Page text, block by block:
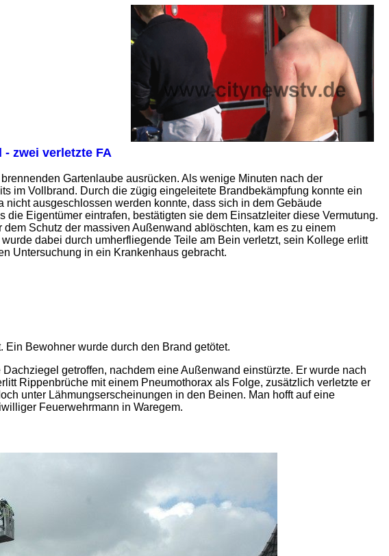
zwei verletzte FA
Gartenlaube ausrücken. Als wenige Minuten nach der
im Vollbrand. Durch die zügig eingeleitete Brandbekämpfung konnte ein
ausgeschlossen werden konnte, dass sich in dem Gebäude
Eigentümer eintrafen, bestätigten sie dem Einsatzleiter diese Vermutung.
Schutz der massiven Außenwand ablöschten, kam es zu einem
dabei durch umherfliegende Teile am Bein verletzt, sein Kollege erlitt
Untersuchung in ein Krankenhaus gebracht.
Bewohner wurde durch den Brand getötet.
getroffen, nachdem eine Außenwand einstürzte. Er wurde nach
Rippenbrüche mit einem Pneumothorax als Folge, zusätzlich verletzte er
unter Lähmungserscheinungen in den Beinen. Man hofft auf eine
Feuerwehrmann in Waregem.